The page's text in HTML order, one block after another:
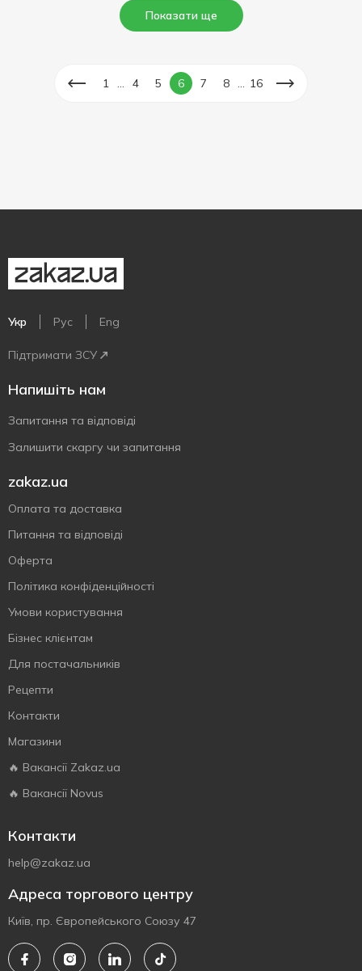
Показати ще
1 4 5 6 7 8 16
Укр Рус Eng
Підтримати ЗСУ
Напишіть нам
Запитання та відповіді
Залишити скаргу чи запитання
zakaz.ua
Оплата та доставка
Питання та відповіді
Оферта
Політика конфіденційності
Умови користування
Бізнес клієнтам
Для постачальників
Рецепти
Контакти
Магазини
🔥 Вакансії Zakaz.ua
🔥 Вакансії Novus
Контакти
help@zakaz.ua
Адреса торгового центру
Київ, пр. Європейського Союзу 47